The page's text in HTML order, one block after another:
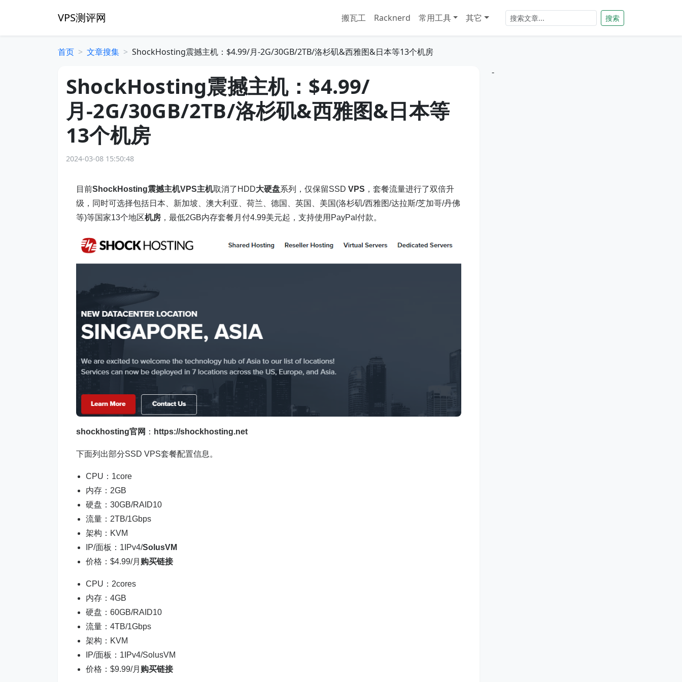
VPS测评网 搬瓦工 Racknerd 常用工具 其它 搜索
首页 文章搜集 ShockHosting震撼主机：$4.99/月-2G/30GB/2TB/洛杉矶&西雅图&日本等13个机房
ShockHosting震撼主机：$4.99/
月-2G/30GB/2TB/洛杉矶&西雅图&日本等
13个机房
2024-03-08 15:50:48
目前ShockHosting震撼主机VPS主机取消了HDD大硬盘系列，仅保留SSD VPS ，套餐流量进行了双倍升
级，同时可选择包括日本、新加坡、澳大利亚、荷兰、德国、英国、美国(洛杉矶/西雅图/达拉斯/芝加哥/丹佛
等)等国家13个地区机房 ，最低2GB内存套餐月付4.99美元起，支持使用PayPal付款。
shockhosting官网 ： https://shockhosting.net
下面列出部分SSD VPS套餐配置信息。
CPU：1core
内存：2GB
硬盘：30GB/RAID10
流量：2TB/1Gbps
架构：KVM
IP/面板：1IPv4/SolusVM
价格：$4.99/月 购买链接
CPU：2cores
内存：4GB
硬盘：60GB/RAID10
流量：4TB/1Gbps
架构：KVM
IP/面板：1IPv4/SolusVM
价格：$9.99/月 购买链接
-